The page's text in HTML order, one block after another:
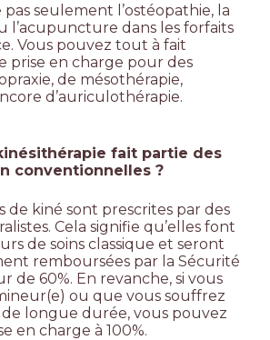
seulement l’ostéopathie, la
l’acupuncture dans les forfaits
Vous pouvez tout à fait
prise en charge pour des
de mésothérapie,
d’auriculothérapie.
fait partie des
conventionnelles ?
de kiné sont prescrites par des
Cela signifie qu’elles font
de soins classique et seront
remboursées par la Sécurité
de 60%. En revanche, si vous
ou que vous souffrez
longue durée, vous pouvez
en charge à 100%.